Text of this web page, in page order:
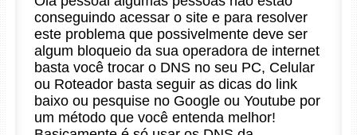
conseguindo acessar o site e para resolver
este problema que possivelmente deve ser
algum bloqueio da sua operadora de internet
basta você trocar o DNS no seu PC, Celular
ou Roteador basta seguir as dicas do link
baixo ou pesquise no Google ou Youtube por
um método que você entenda melhor!